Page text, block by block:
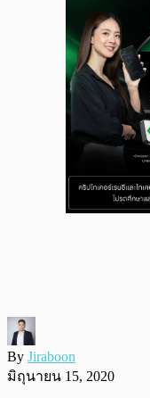
By Jiraboon
มิถุนายน 15, 2020